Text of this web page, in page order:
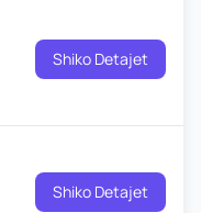
Shiko Detajet
Shiko Detajet